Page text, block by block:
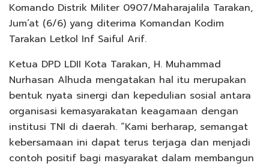
Komando Distrik Militer 0907/Maharajalila Tarakan,
Jum’at (6/6) yang diterima Komandan Kodim
Tarakan Letkol Inf Saiful Arif.
Ketua DPD LDII Kota Tarakan, H. Muhammad
Nurhasan Alhuda mengatakan hal itu merupakan
bentuk nyata sinergi dan kepedulian sosial antara
organisasi kemasyarakatan keagamaan dengan
institusi TNI di daerah. “Kami berharap, semangat
kebersamaan ini dapat terus terjaga dan menjadi
contoh positif bagi masyarakat dalam membangun